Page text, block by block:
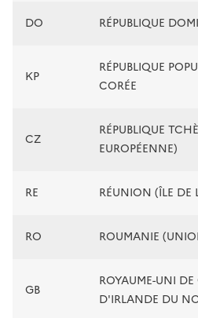
DO RÉPUBLIQUE
KP
RÉPUBLIQUE
CORÉE
CZ
RÉPUBLIQUE
EUROPÉENNE)
RE RÉUNION (ÎLE DE
RO ROUMANIE
GB
ROYAUME-UNI
D'IRLANDE DU